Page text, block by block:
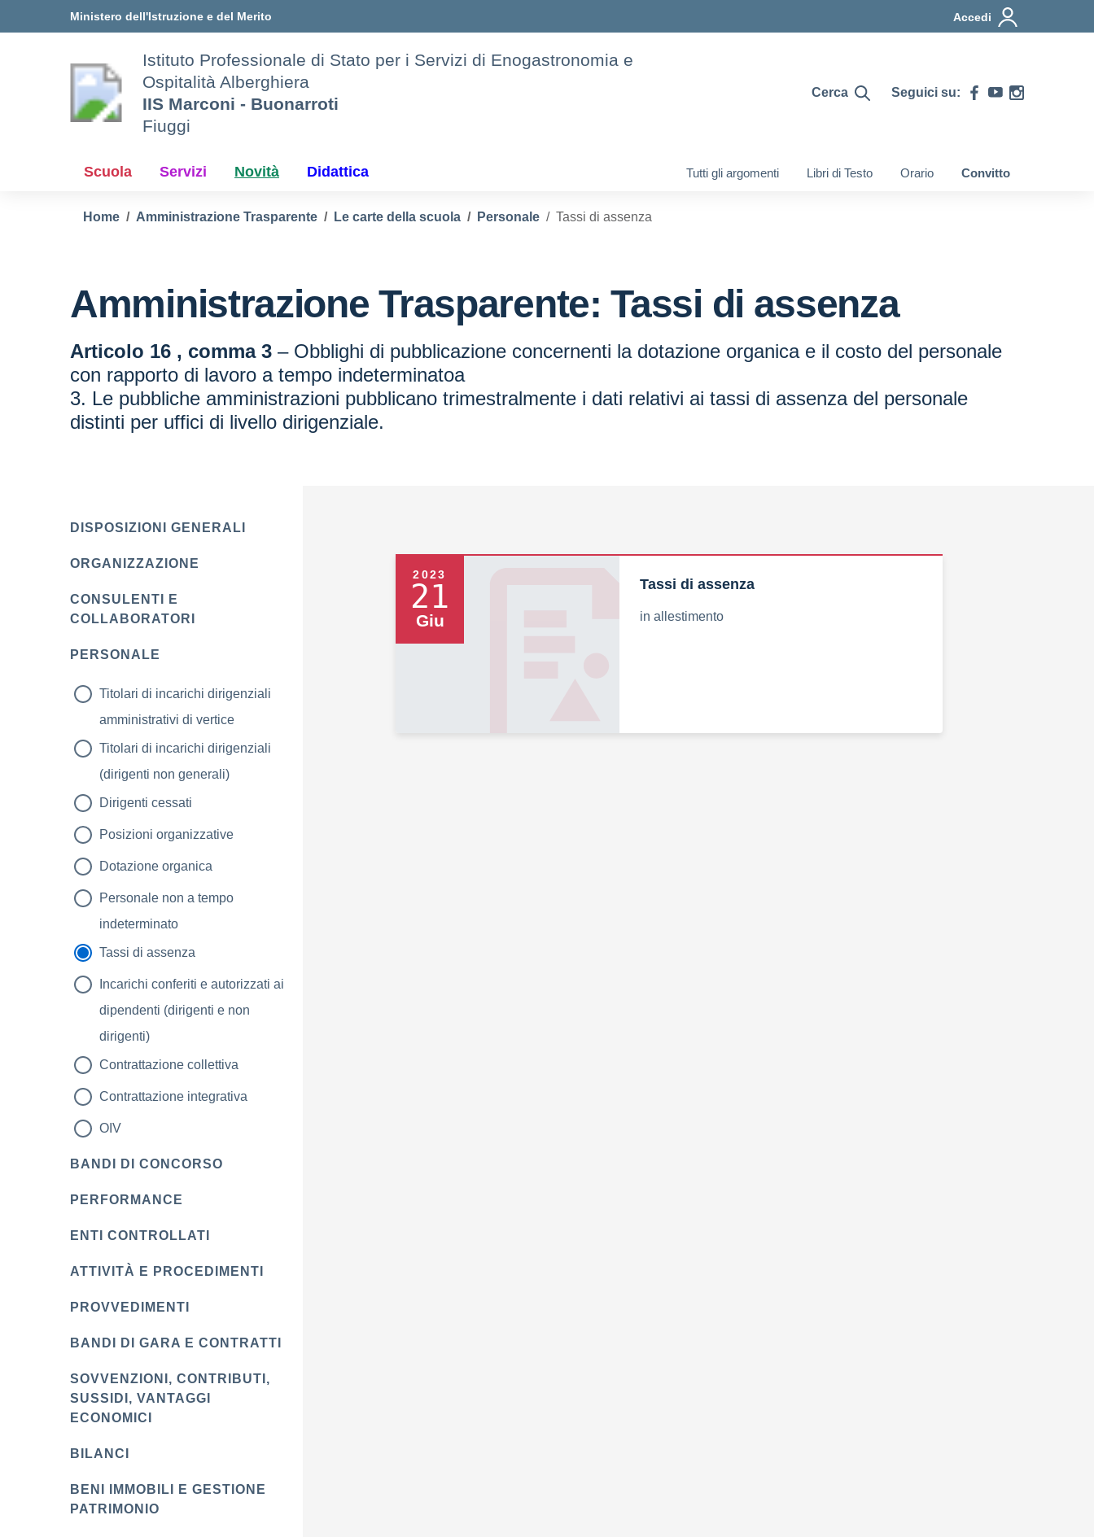
Ministero dell'Istruzione e del Merito Accedi
Istituto Professionale di Stato per i Servizi di Enogastronomia e
Ospitalità Alberghiera
IIS Marconi - Buonarroti
Fiuggi
Cerca Seguici su:
Scuola Servizi Novità Didattica Tutti gli argomenti Libri di Testo Orario Convitto
Home Amministrazione Trasparente Le carte della scuola Personale Tassi di assenza
Amministrazione Trasparente:Tassi di assenza
Articolo 16 , comma 3 – Obblighi di pubblicazione concernenti la dotazione organica e il costo del personale
con rapporto di lavoro a tempo indeterminatoa
3. Le pubbliche amministrazioni pubblicano trimestralmente i dati relativi ai tassi di assenza del personale
distinti per uffici di livello dirigenziale.
DISPOSIZIONI GENERALI
ORGANIZZAZIONE
CONSULENTI E
COLLABORATORI
PERSONALE
Titolari di incarichi dirigenziali
amministrativi di vertice
Titolari di incarichi dirigenziali
(dirigenti non generali)
Dirigenti cessati
Posizioni organizzative
Dotazione organica
Personale non a tempo
indeterminato
Tassi di assenza
Incarichi conferiti e autorizzati ai
dipendenti (dirigenti e non
dirigenti)
Contrattazione collettiva
Contrattazione integrativa
OIV
BANDI DI CONCORSO
PERFORMANCE
ENTI CONTROLLATI
ATTIVITÀ E PROCEDIMENTI
PROVVEDIMENTI
BANDI DI GARA E CONTRATTI
SOVVENZIONI, CONTRIBUTI,
SUSSIDI, VANTAGGI
ECONOMICI
BILANCI
BENI IMMOBILI E GESTIONE
PATRIMONIO
2023
21
Giu
Tassi di assenza
in allestimento